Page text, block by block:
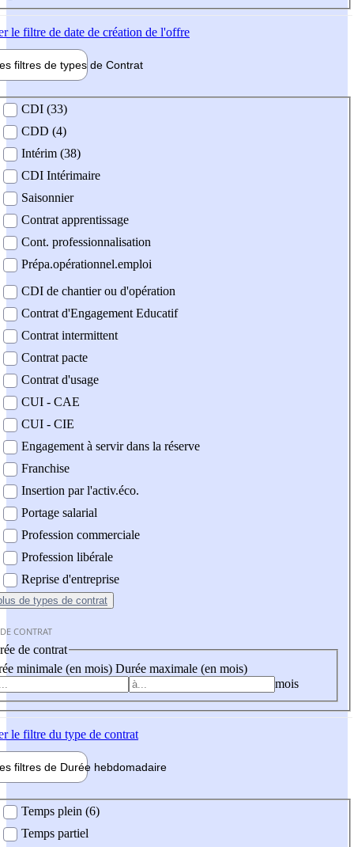
le filtre de date de création de l'offre
filtres de types de Contrat
contrat
CDI (33)
CDD (4)
Intérim (38)
CDI Intérimaire
Saisonnier
Contrat apprentissage
Cont. professionnalisation
Prépa.opérationnel.emploi
CDI de chantier ou d'opération
Contrat d'Engagement Educatif
Contrat intermittent
Contrat pacte
Contrat d'usage
CUI - CAE
CUI - CIE
Engagement à servir dans la réserve
Franchise
Insertion par l'activ.éco.
Portage salarial
Profession commerciale
Profession libérale
Reprise d'entreprise
de types de contrat
CONTRAT
de contrat
minimale (en mois) Durée maximale (en mois)
mois
le filtre du type de contrat
filtres de Durée hebdomadaire
Temps plein (6)
Temps partiel